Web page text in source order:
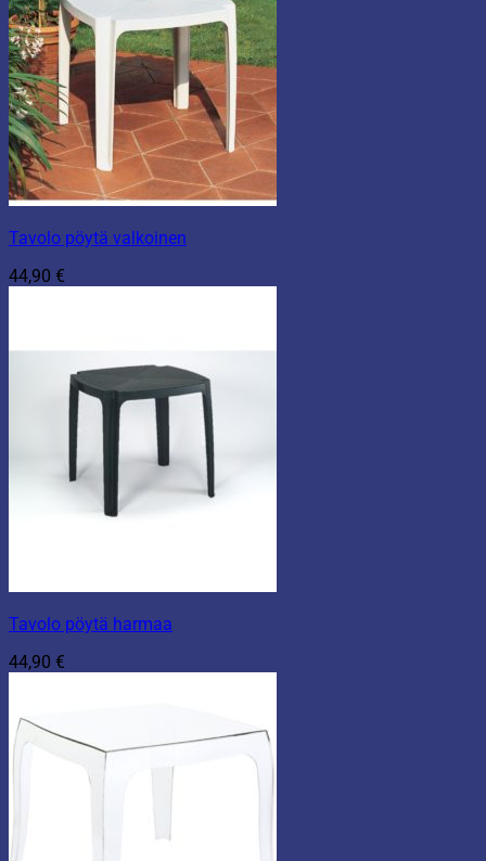
Tavolo pöytä valkoinen
44,90 €
Tavolo pöytä harmaa
44,90 €